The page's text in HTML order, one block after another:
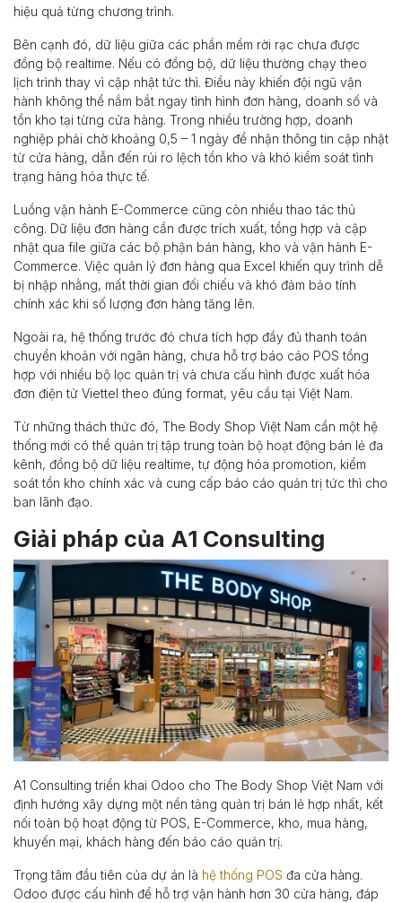
hiệu quả từng chương trình.
Bên cạnh đó, dữ liệu giữa các phần mềm rời rạc chưa được
đồng bộ realtime. Nếu có đồng bộ, dữ liệu thường chạy theo
lịch trình thay vì cập nhật tức thì. Điều này khiến đội ngũ vận
hành không thể nắm bắt ngay tình hình đơn hàng, doanh số và
tồn kho tại từng cửa hàng. Trong nhiều trường hợp, doanh
nghiệp phải chờ khoảng 0,5 – 1 ngày để nhận thông tin cập nhật
từ cửa hàng, dẫn đến rủi ro lệch tồn kho và khó kiểm soát tình
trạng hàng hóa thực tế.
Luồng vận hành E-Commerce cũng còn nhiều thao tác thủ
công. Dữ liệu đơn hàng cần được trích xuất, tổng hợp và cập
nhật qua file giữa các bộ phận bán hàng, kho và vận hành E-
Commerce. Việc quản lý đơn hàng qua Excel khiến quy trình dễ
bị nhập nhằng, mất thời gian đối chiếu và khó đảm bảo tính
chính xác khi số lượng đơn hàng tăng lên.
Ngoài ra, hệ thống trước đó chưa tích hợp đầy đủ thanh toán
chuyển khoản với ngân hàng, chưa hỗ trợ báo cáo POS tổng
hợp với nhiều bộ lọc quản trị và chưa cấu hình được xuất hóa
đơn điện tử Viettel theo đúng format, yêu cầu tại Việt Nam.
Từ những thách thức đó, The Body Shop Việt Nam cần một hệ
thống mới có thể quản trị tập trung toàn bộ hoạt động bán lẻ đa
kênh, đồng bộ dữ liệu realtime, tự động hóa promotion, kiểm
soát tồn kho chính xác và cung cấp báo cáo quản trị tức thì cho
ban lãnh đạo.
Giải pháp của A1 Consulting
A1 Consulting triển khai Odoo cho The Body Shop Việt Nam với
định hướng xây dựng một nền tảng quản trị bán lẻ hợp nhất, kết
nối toàn bộ hoạt động từ POS, E-Commerce, kho, mua hàng,
khuyến mại, khách hàng đến báo cáo quản trị.
Trọng tâm đầu tiên của dự án là hệ thống POS đa cửa hàng.
Odoo được cấu hình để hỗ trợ vận hành hơn 30 cửa hàng, đáp